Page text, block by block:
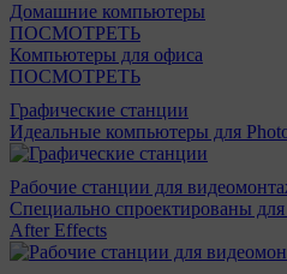
Домашние компьютеры
ПОСМОТРЕТЬ
Компьютеры для офиса
ПОСМОТРЕТЬ
Графические станции
Идеальные компьютеры для
Рабочие станции для
Специально спроектированы
After Effects